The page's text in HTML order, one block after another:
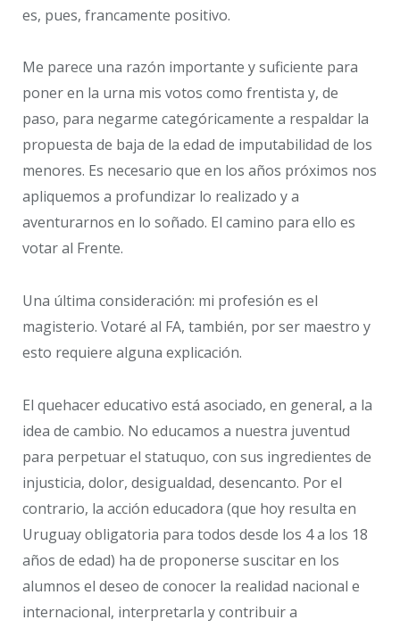
es, pues, francamente positivo.
Me parece una razón importante y suficiente para
poner en la urna mis votos como frentista y, de
paso, para negarme categóricamente a respaldar la
propuesta de baja de la edad de imputabilidad de los
menores. Es necesario que en los años próximos nos
apliquemos a profundizar lo realizado y a
aventurarnos en lo soñado. El camino para ello es
votar al Frente.
Una última consideración: mi profesión es el
magisterio. Votaré al FA, también, por ser maestro y
esto requiere alguna explicación.
El quehacer educativo está asociado, en general, a la
idea de cambio. No educamos a nuestra juventud
para perpetuar el statuquo, con sus ingredientes de
injusticia, dolor, desigualdad, desencanto. Por el
contrario, la acción educadora (que hoy resulta en
Uruguay obligatoria para todos desde los 4 a los 18
años de edad) ha de proponerse suscitar en los
alumnos el deseo de conocer la realidad nacional e
internacional, interpretarla y contribuir a